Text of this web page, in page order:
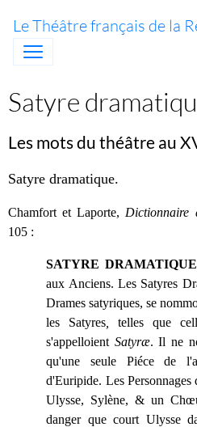
Le Théâtre français de la
Satyre
Les mots du théâtre au
Satyre dramatique.
Chamfort et Laporte, Dictionnaire
105 :
SATYRE DRAMATIQUE
aux Anciens. Les Satyres
Drames satyriques, se
les Satyres ,telles que
s'appelloient Satyræ. Il ne
qu'une seule Piéce de
d'Euripide. Les Personnages
Ulysse, Sylène, & un
danger que court Ulysse